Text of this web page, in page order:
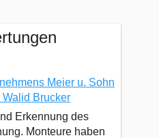
Meier u. Sohn
Brucker
Erkennung des
Monteure haben